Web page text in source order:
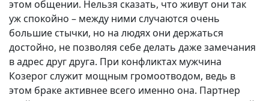
этом общении. Нельзя сказать, что живут они так
уж спокойно – между ними случаются очень
большие стычки, но на людях они держаться
достойно, не позволяя себе делать даже замечания
в адрес друг друга. При конфликтах мужчина
Козерог служит мощным громоотводом, ведь в
этом браке активнее всего именно она. Партнер